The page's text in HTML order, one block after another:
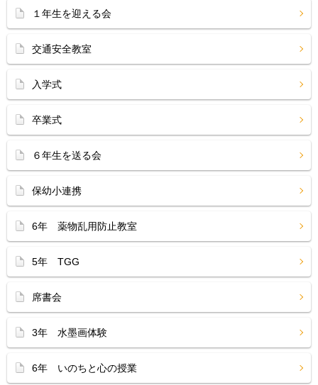
１年生を迎える会
交通安全教室
入学式
卒業式
６年生を送る会
保幼小連携
6年 薬物乱用防止教室
5年 TGG
席書会
3年 水墨画体験
6年 いのちと心の授業